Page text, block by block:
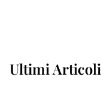
Ultimi Articoli